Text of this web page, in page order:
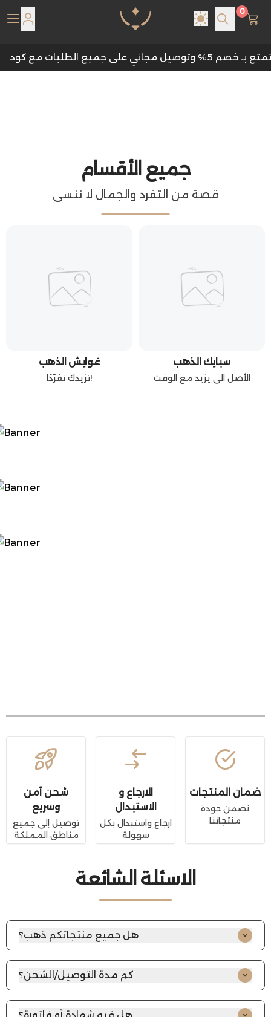
Pearl Shine
0
جميع الأقسام
قصة من التفرد والجمال لا تنسى
غوايش الذهب
تزيدكِ تفرّدًا!
سبايك الذهب
الأصل الي يزيد مع الوقت
شحن آمن
وسريع
توصيل إلى جميع
مناطق المملكة
الارجاع و
الاستبدال
ارجاع واستبدال بكل
سهولة
ضمان المنتجات
نضمن جودة
منتجاتنا
الاسئلة الشائعة
هل جميع منتجاتكم ذهب؟
رسمية تتضمن: رقم السجل التجاري، والرقم الضريبي، وتصريح
كم مدة التوصيل/الشحن؟